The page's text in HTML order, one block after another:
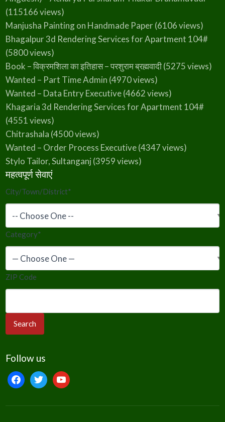
(115166 views)
Manjusha Painting on Handmade Paper(6106 views)
Bhagalpur 3d Rendering Services for Apartment 104#
(5800 views)
Book – विक्रमशिला का इतिहास – परशुराम ब्रह्मवादी(5275 views)
Wanted – Part Time Admin (4970 views)
Wanted – Data Entry Executive(4662 views)
Khagaria 3d Rendering Services for Apartment 104#
(4551 views)
Chitrashala (4500 views)
Wanted – Order Process Executive(4347 views)
Stylo Tailor, Sultanganj (3959 views)
महत्वपूर्ण सेवाएं
City/Town/District*
Category*
ZIP Code
Follow us
facebooktwitteryoutube